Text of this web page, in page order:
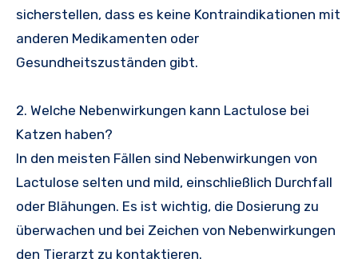
sicherstellen, dass es keine Kontraindikationen mit
anderen Medikamenten oder
Gesundheitszuständen gibt.
2. Welche Nebenwirkungen kann Lactulose bei
Katzen haben?
In den meisten Fällen sind Nebenwirkungen von
Lactulose selten und mild, einschließlich Durchfall
oder Blähungen. Es ist wichtig, die Dosierung zu
überwachen und bei Zeichen von Nebenwirkungen
den Tierarzt zu kontaktieren.